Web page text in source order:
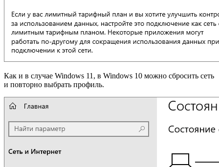
Как и в случае Windows 11, в Windows 10 можно сбросить сеть
и повторно выбрать профиль.